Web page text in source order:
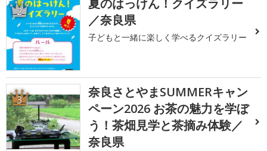
2
／奈良県
子どもと一緒に楽しく学べるクイズラリー
3
奈良さとやまSUMMERキャン
ペーン2026 お茶の魅力を学ぼ
う！茶畑見学と茶摘み体験／
奈良県